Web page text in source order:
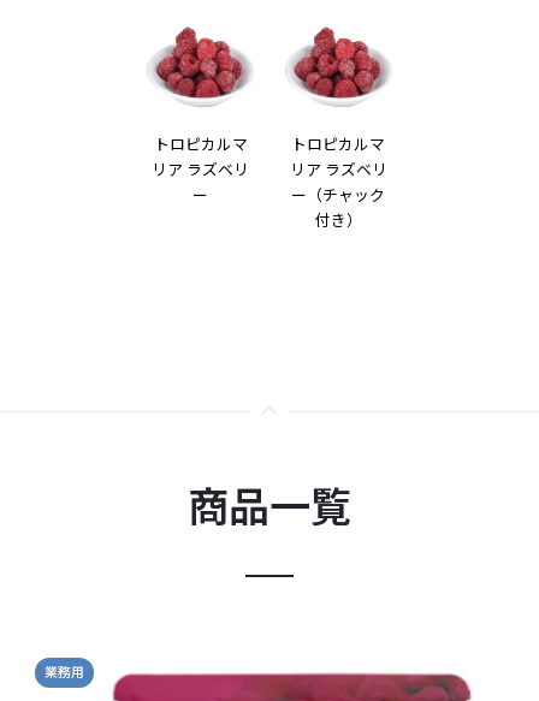
トロピカルマ
リア ラズベリ
ー
トロピカルマ
リア ラズベリ
ー（チャック
付き）
商品一覧
業務用